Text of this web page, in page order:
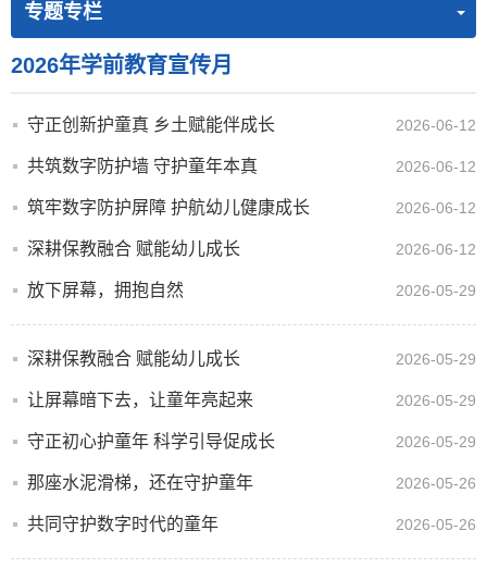
专题专栏
2026年学前教育宣传月
守正创新护童真 乡土赋能伴成长 2026-06-12
共筑数字防护墙 守护童年本真 2026-06-12
筑牢数字防护屏障 护航幼儿健康成长 2026-06-12
深耕保教融合 赋能幼儿成长 2026-06-12
放下屏幕，拥抱自然 2026-05-29
深耕保教融合 赋能幼儿成长 2026-05-29
让屏幕暗下去，让童年亮起来 2026-05-29
守正初心护童年 科学引导促成长 2026-05-29
那座水泥滑梯，还在守护童年 2026-05-26
共同守护数字时代的童年 2026-05-26